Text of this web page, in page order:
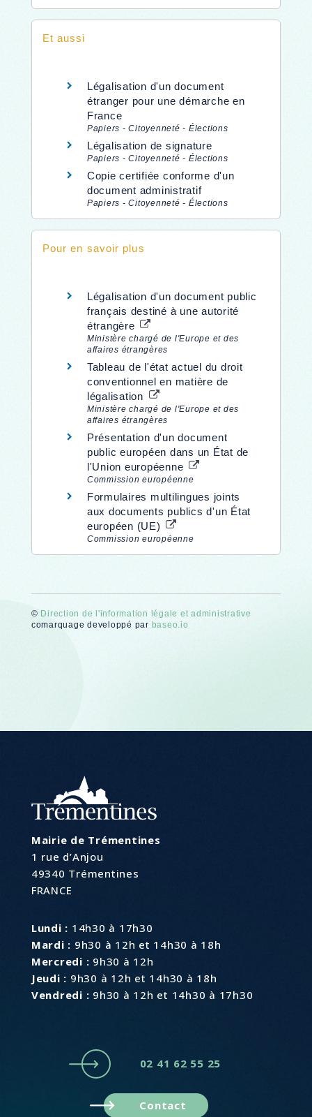
Et aussi
Légalisation d'un document
étranger pour une démarche en
France
Papiers - Citoyenneté - Élections
Légalisation de signature
Papiers - Citoyenneté - Élections
Copie certifiée conforme d'un
document administratif
Papiers - Citoyenneté - Élections
Pour en savoir plus
Légalisation d'un document public
français destiné à une autorité
étrangère
Ministère chargé de l'Europe et des
affaires étrangères
Tableau de l'état actuel du droit
conventionnel en matière de
légalisation
Ministère chargé de l'Europe et des
affaires étrangères
Présentation d'un document
public européen dans un État de
l'Union européenne
Commission européenne
Formulaires multilingues joints
aux documents publics d'un État
européen (UE)
Commission européenne
© Direction de l'information légale et administrative
comarquage developpé par baseo.io
Mairie de Trémentines
1 rue d’Anjou
49340 Trémentines
FRANCE
Lundi : 14h30 à 17h30
Mardi : 9h30 à 12h et 14h30 à 18h
Mercredi : 9h30 à 12h
Jeudi : 9h30 à 12h et 14h30 à 18h
Vendredi : 9h30 à 12h et 14h30 à 17h30
02 41 62 55 25
Contact